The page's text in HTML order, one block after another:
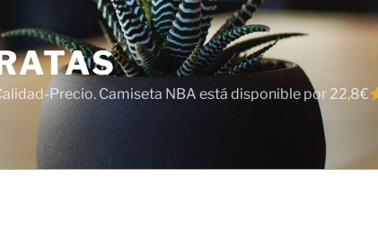
Precio. Camiseta NBA está disponible por 22,8€